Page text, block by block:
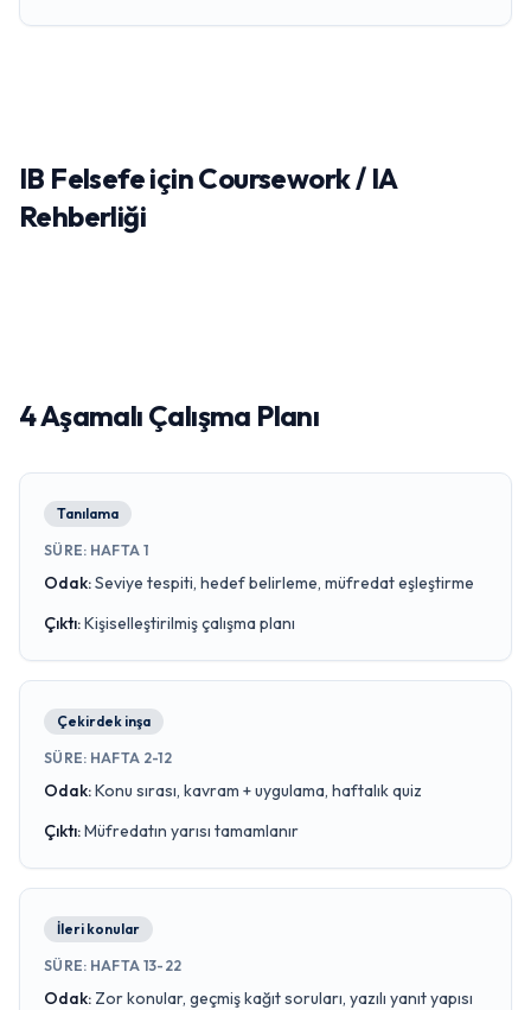
IB Felsefe için Coursework / IA
Rehberliği
4 Aşamalı Çalışma Planı
Tanılama
SÜRE: HAFTA 1
Odak:Seviye tespiti, hedef belirleme, müfredat eşleştirme
Çıktı:Kişiselleştirilmiş çalışma planı
Çekirdek inşa
SÜRE: HAFTA 2-12
Odak:Konu sırası, kavram + uygulama, haftalık quiz
Çıktı:Müfredatın yarısı tamamlanır
İleri konular
SÜRE: HAFTA 13-22
Odak: Zor konular, geçmiş kağıt soruları, yazılı yanıt yapısı